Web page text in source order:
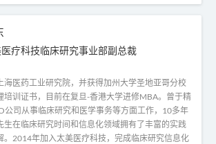
疗科技临床研究事业部副总裁
海医药工业研究院，并获得加州大学圣地亚哥分校
培训证书，目前在复旦-香港大学进修MBA。曾于精
公司从事临床研究和医学事务等方面工作，10多年
生在临床研究时间和信息化领域拥有了丰富的实践
。2014年加入太美医疗科技，完成临床研究信息化